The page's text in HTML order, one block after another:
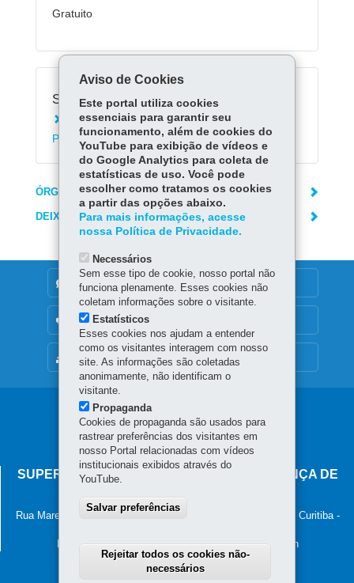
Gratuito
Serviços Relacionados:
Emitir Certidão Negativa de Débitos dos
Portos do Paraná
ÓRGÃO RESPONSÁVEL
DEIXE SUA OPINIÃO
MAPA DO SITE
DENUNCIE CORRUPÇÃO
OUVIDORIA
Navegação
principal
SUPERINTENDÊNCIA-GERAL DE GOVERNANÇA DE
Rua Marechal Deodoro, 806, 13º andar - Centro Curitiba -
Horário de atendimento: 8h30 às 12h e 13h30 às 18h
Aviso de Cookies
Este portal utiliza cookies
essenciais para garantir seu
funcionamento, além de cookies do
YouTube para exibição de vídeos e
do Google Analytics para coleta de
estatísticas de uso. Você pode
escolher como tratamos os cookies
a partir das opções abaixo.
Para mais informações, acesse
nossa Política de Privacidade.
Necessários
Sem esse tipo de cookie, nosso portal não
funciona plenamente. Esses cookies não
coletam informações sobre o visitante.
Estatísticos
Esses cookies nos ajudam a entender
como os visitantes interagem com nosso
site. As informações são coletadas
anonimamente, não identificam o
visitante.
Propaganda
Cookies de propaganda são usados para
rastrear preferências dos visitantes em
nosso Portal relacionadas com vídeos
institucionais exibidos através do
YouTube.
Salvar preferências
Rejeitar todos os cookies não-
necessários